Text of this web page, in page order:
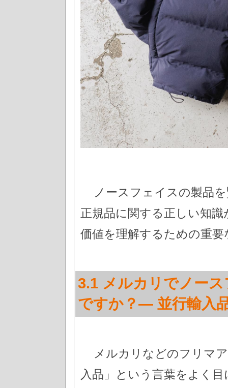
ノースフェイスの製品
正規品に関する正しい知
価値を理解するための重
3.1 メルカリでノー
ですか？— 並行輸入
メルカリなどのフリマ
入品」という言葉をよく